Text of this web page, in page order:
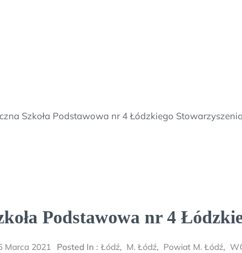
Szkoła Podstawowa nr 4 Łódzkiego
Podstawowa nr 4
Marca 2021 Posted In : Łódź, M. Łódź, Powiat M. Łódź,